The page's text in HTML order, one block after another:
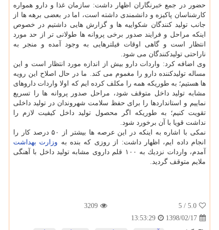
حضور در جمع خبرنگاران اظهار داشت: سازمان غذا و دارو همواره
كارشناسان پاكیزه و دانشمندی داشته است، اما در بعضی برهه ها از
جانب تولید كنندگان شكواییه ها و گزارش هایی داشتیم در خصوص
اینكه مراحل و فرایند صدور برخی پروانه ها طولانی تر از حد مورد
انتظار است و گاهی اوقات فیلترهایی به وجود آمده و منجر به
ناراحتی تولیدكنندگان می شود.
وی اضافه كرد: واردات دارو بیش از اندازه مورد انتظار است و این
مساله تولیدكننده دارو را مغموم می كند. ما در حال اصلاح این رویه
ها هستیم؛ به طوریكه همه را مكلف كرده ایم كه اولا واردات داروهای
مشابه تولید داخل متوقف شود، مراحل صدور پروانه ها را تسریع
نماییم و استانداردها را برای حفظ سلامت شهروندان در تولید داخلی
تقویت كنیم؛ به طوریكه اگر محصول تولید داخل كیفیت لازم را
نداشت قویا با آن برخورد شود.
نمكی با اشاره به اینكه در این عرصه ها بیشتر از ۵۰ درصد كار را
انجام داده ایم، اظهار داشت: از روزی كه بنده به وزارت بهداشت
آمدم، واردات نزدیك به ۱۰۰ قلم داروی مشابه تولید داخل با آهنگی
ملایم متوقف گردید.
5.0
/ 5
3209
1398/02/17
13:53:29